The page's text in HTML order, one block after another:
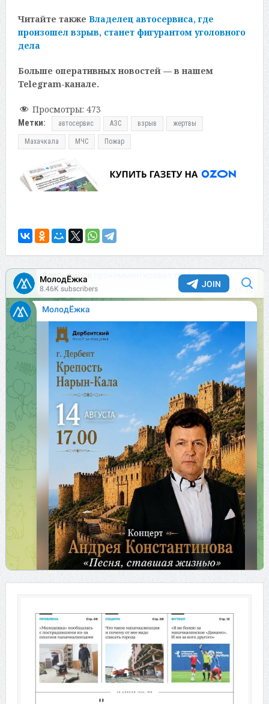
Читайте также Владелец автосервиса, где
произошел взрыв, станет фигурантом уголовного
дела
Больше оперативных новостей — в нашем
Telegram-канале.
Просмотры: 473
Метки: автосервис АЗС взрыв жертвы
Махачкала МЧС Пожар